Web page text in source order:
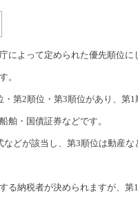
によって定められた優先順位に
。
・第2順位・第3順位があり、第1
舶・国債証券などです。
などが該当し、第3順位は動産な
る納税者が決められますが、第